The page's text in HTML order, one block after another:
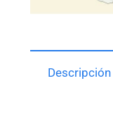
Descripción